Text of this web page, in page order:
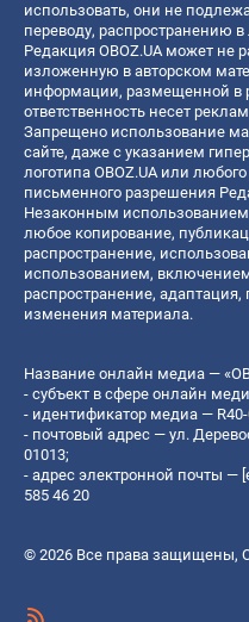
использовать, они не
переводу, распространению
Редакция OBOZ.UA может не
изложенную в авторском
информации, размещенной в
ответственность несет
Запрещено использование
сайте, даже с указанием
логотипа OBOZ.UA или
письменного разрешения
Незаконным использованием
любое копирование,
распространение,
использованием, включением
распространение,
изменения материала.
Название онлайн медиа —
- субъект в сфере онлайн
- идентификатор медиа — R40-
- почтовый адрес — ул.
01013;
- адрес электронной почты —
585 46 20
© 2026 Все права защищены,